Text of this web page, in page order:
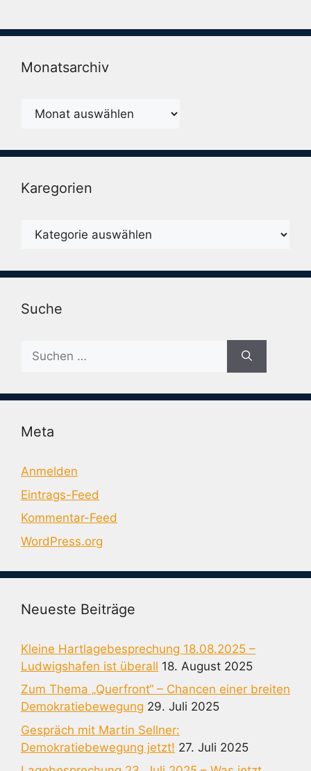
Monatsarchiv
Monatsarchiv
Karegorien
Karegorien
Suche
Suche
nach:
Meta
Anmelden
Eintrags-Feed
Kommentar-Feed
WordPress.org
Neueste Beiträge
Kleine Hartlagebesprechung 18.08.2025 –
Ludwigshafen ist überall 18. August 2025
Zum Thema „Querfront“ – Chancen einer breiten
Demokratiebewegung 29. Juli 2025
Gespräch mit Martin Sellner:
Demokratiebewegung jetzt! 27. Juli 2025